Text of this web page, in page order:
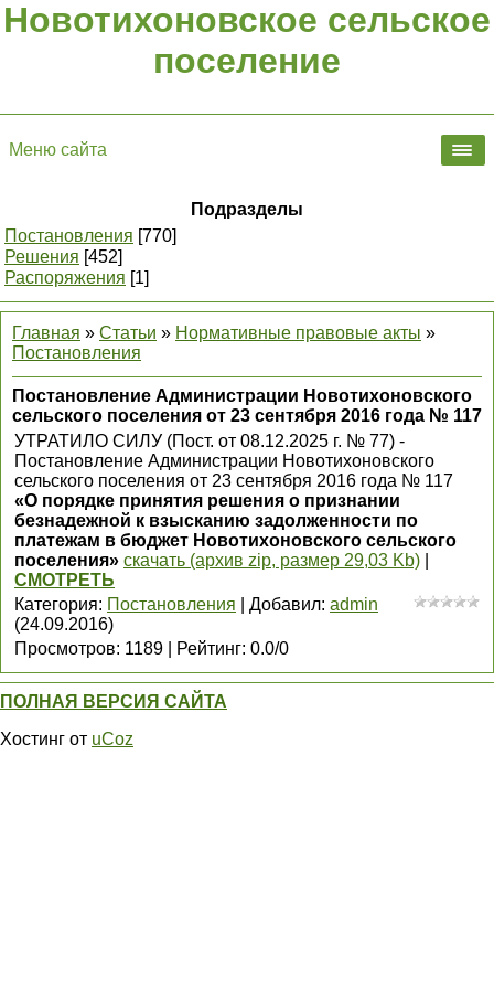
Новотихоновское сельское
поселение
Меню сайта
Подразделы
Постановления [770]
Решения [452]
Распоряжения [1]
Главная » Статьи » Нормативные правовые акты »
Постановления
Постановление Администрации Новотихоновского
сельского поселения от 23 сентября 2016 года № 117
УТРАТИЛО СИЛУ (Пост. от 08.12.2025 г. № 77) -
Постановление Администрации Новотихоновского
сельского поселения от 23 сентября 2016 года № 117
«О порядке принятия решения о признании
безнадежной к взысканию задолженности по
платежам в бюджет Новотихоновского сельского
поселения» скачать (архив zip, размер 29,03 Kb)
СМОТРЕТЬ
Категория: Постановления Добавил: admin
(24.09.2016)
Просмотров: 1189 Рейтинг: 0.0/0
ПОЛНАЯ ВЕРСИЯ САЙТА
Хостинг от uCoz